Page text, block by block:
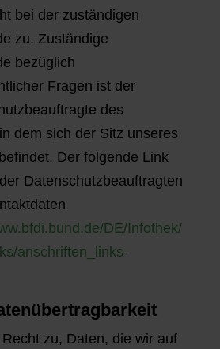
bei der zuständigen
zu. Zuständige
bezüglich
Fragen ist der
des
dem sich der Sitz unseres
Der folgende Link
Datenschutzbeauftragten
DE/Infothek/
anschriften_links-
zu, Daten, die wir auf